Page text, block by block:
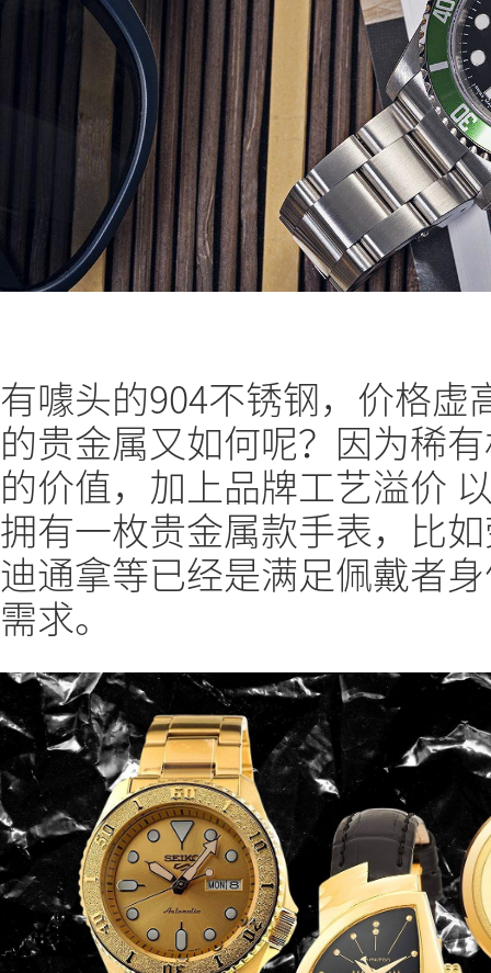
有噱头的904不锈钢，价格
的贵金属又如何呢？因为稀
的价值，加上品牌工艺溢价
拥有一枚贵金属款手表，比
迪通拿等已经是满足佩戴者
需求。